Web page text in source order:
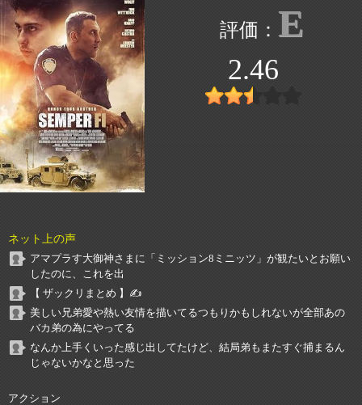
E
2.46
ネット上の声
アマプラす大御神さまに「ミッション8ミニッツ」が観たいとお願い
したのに、これを出
【 ザックリまとめ 】✍️
美しい兄弟愛や熱い友情を描いてるつもりかもしれないが全部あの
バカ弟の為にやってる
なんか上手くいった感じ出してたけど、結局弟もまたすぐ捕まるん
じゃないかなと思った
アクション